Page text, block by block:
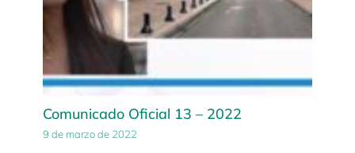
Comunicado Oficial 13 – 2022
9 de marzo de 2022